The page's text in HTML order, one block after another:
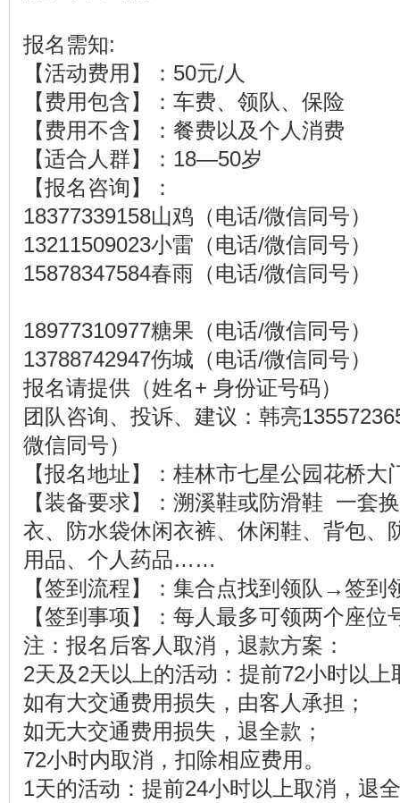
报名需知:
【活动费用】：50元/人
【费用包含】：车费、领队、保险
【费用不含】：餐费以及个人消费
【适合人群】：18—50岁
【报名咨询】：
18377339158山鸡（电话/微信同号）
13211509023小雷（电话/微信同号）
15878347584春雨（电话/微信同号）
18977310977糖果（电话/微信同号）
13788742947伤城（电话/微信同号）
报名请提供（姓名+ 身份证号码）
团队咨询、投诉、建议：韩亮
微信同号）
【报名地址】：桂林市七星公园花桥大
【装备要求】：溯溪鞋或防滑鞋 一套
衣、防水袋休闲衣裤、休闲鞋、背包、
用品、个人药品……
【签到流程】：集合点找到领队→签
【签到事项】：每人最多可领两个座位
注：报名后客人取消，退款方案：
2天及2天以上的活动：提前72小时以上
如有大交通费用损失，由客人承担；
如无大交通费用损失，退全款；
72小时内取消，扣除相应费用。
1天的活动：提前24小时以上取消，退